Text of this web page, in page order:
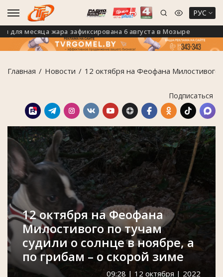
РУС
месяца жара зафиксирована 6 августа в Мозыре
Главная Новости 12 октября на Феофана Милостивого
Подписаться
12 октября на Феофана
Милостивого по тучам
судили о солнце в ноябре, а
по грибам – о скорой зиме
09:28 | 12 октября | 2022